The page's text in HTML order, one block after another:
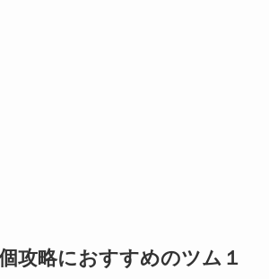
攻略におすすめのツム１